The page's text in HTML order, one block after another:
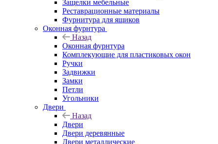
Защелки мебельные
Реставрационные материалы
Фурнитура для ящиков
Оконная фурнтура
Назад
Оконная фурнтура
Комплекующие для пластиковых окон
Ручки
Задвижки
Замки
Петли
Угольники
Двери
Назад
Двери
Двери деревянные
Двери металлические